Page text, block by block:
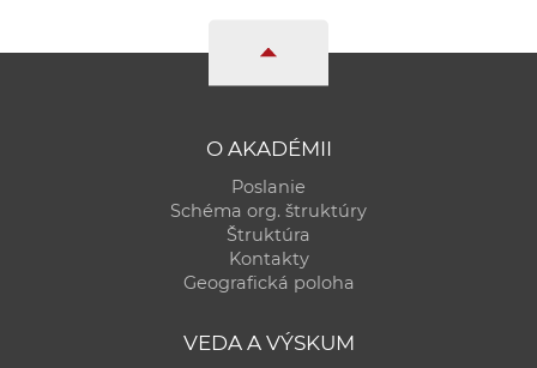
O AKADÉMII
Poslanie
Schéma org. štruktúry
Štruktúra
Kontakty
Geografická poloha
VEDA A VÝSKUM